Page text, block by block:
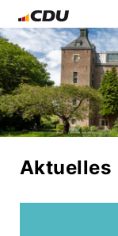
Aktuelles